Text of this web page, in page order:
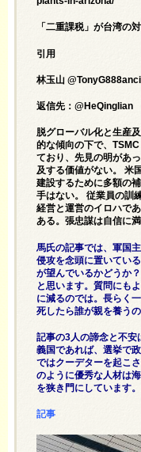
「二重課税」が台湾の
引用
林玉山
返信先：@HeQinglian
脱グローバル化と生産
的な傾向の下で、
ており、先見の明があ
及する価値がない。 米
建設するために多額の
手はない。 従業員の訓
経営と運営のイロハで
ある。張忠謀は自信に満
馬氏の記事では、軍国
侵攻を念頭に置いてい
が望んでいるかどうか
と思います。質問にも
に減るのでは。長らく
死したら誰が親を養う
記事の3人の諦念と不安
義国であれば、選挙で
ではクーデターを起こ
のように優秀な人材は
を狭き門にしています
記事